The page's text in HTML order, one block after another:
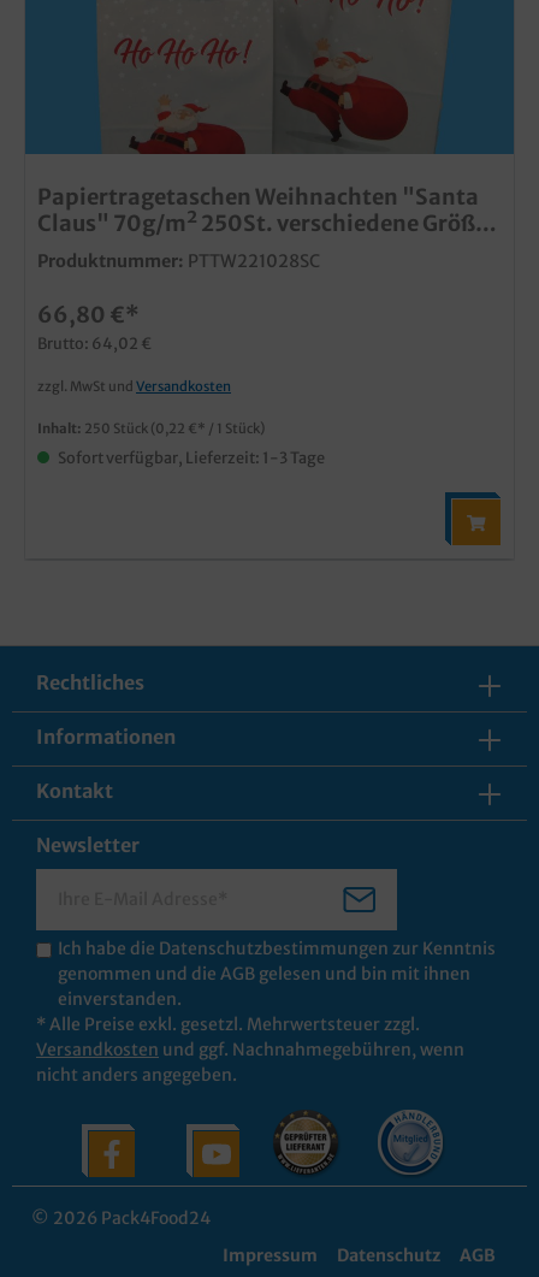
Papiertragetaschen Weihnachten "Santa
Claus" 70g/m² 250St. verschiedene Größen
wählbar
Produktnummer: PTTW221028SC
66,80 €*
Brutto: 64,02 €
zzgl. MwSt und Versandkosten
Inhalt: 250 Stück (0,22 €* / 1 Stück)
Sofort verfügbar, Lieferzeit: 1-3 Tage
Rechtliches
Informationen
Kontakt
Newsletter
Ich habe die Datenschutzbestimmungen zur Kenntnis
genommen und die AGB gelesen und bin mit ihnen
einverstanden.
* Alle Preise exkl. gesetzl. Mehrwertsteuer zzgl.
Versandkosten und ggf. Nachnahmegebühren, wenn
nicht anders angegeben.
© 2026 Pack4Food24
Impressum
Datenschutz AGB